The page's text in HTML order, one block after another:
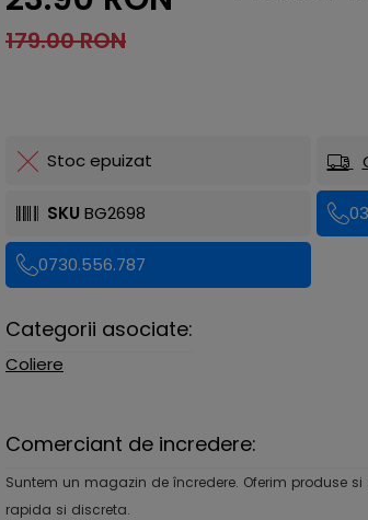
179.00 RON
Stoc epuizat
SKU BG2698
0730.556.787
Categorii asociate:
Coliere
Comerciant de incredere:
Suntem un magazin de încredere. Oferim produse
rapida si discreta.